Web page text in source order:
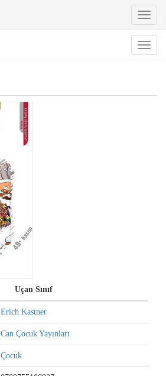
Toggle
Toggle
Uçan Sınıf
Erich Kastner
Can Çocuk Yayınları
Çocuk